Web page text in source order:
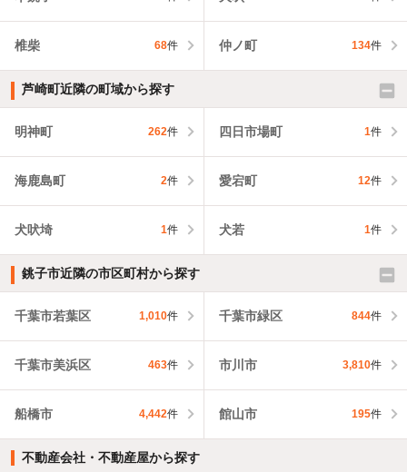
椎柴 68件 仲ノ町 134件
芦崎町近隣の町域から探す
明神町 262件 四日市場町 1件
海鹿島町 2件 愛宕町 12件
犬吠埼 1件 犬若 1件
銚子市近隣の市区町村から探す
千葉市若葉区 1,010件 千葉市緑区 844件
千葉市美浜区 463件 市川市 3,810件
船橋市 4,442件 館山市 195件
不動産会社・不動産屋から探す